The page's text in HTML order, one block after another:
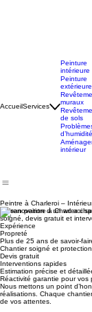
Peinture
intérieure
Peinture
extérieure
muraux
de sols
d’humidité
Peintre à Charleroi –
Artisan peintre à Charleroi
soigné, devis gratuit et
Expérience
Propreté
Plus de 25 ans de savoir-
Chantier soigné et protection
Devis gratuit
Interventions rapides
Estimation précise et
Réactivité garantie pour vos
Nous mettons un point
réalisations. Chaque